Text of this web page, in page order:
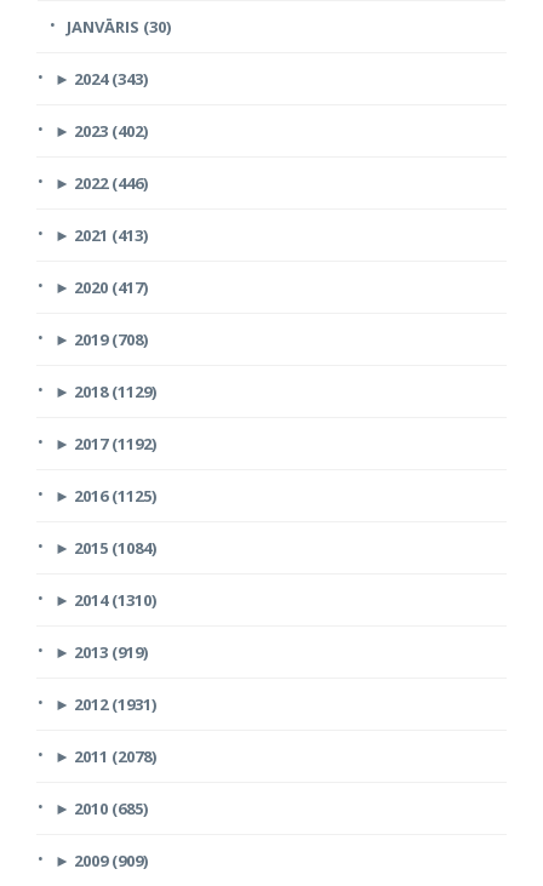
JANVĀRIS (30)
► 2024 (343)
► 2023 (402)
► 2022 (446)
► 2021 (413)
► 2020 (417)
► 2019 (708)
► 2018 (1129)
► 2017 (1192)
► 2016 (1125)
► 2015 (1084)
► 2014 (1310)
► 2013 (919)
► 2012 (1931)
► 2011 (2078)
► 2010 (685)
► 2009 (909)